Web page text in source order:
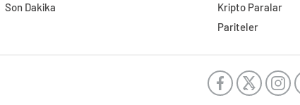
Son Dakika
Kripto Paralar
Pariteler